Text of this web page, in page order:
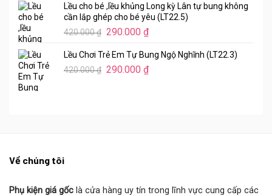
420.000 ₫.là:
290.000 ₫.
Lều cho bé ,lều khủng Long kỳ Lân tự bung không
cần lắp ghép cho bé yêu (LT22.5)
420.000₫ Giá
là:
420.000 ₫.
290.000₫Giá
tại
là:
Lều Chơi Trẻ Em Tự Bung Ngộ Nghĩnh (LT22.3)
420.000₫ Giá
290.000₫Giá
Về chúng tôi
Phụ kiện giá gốc là cửa hàng uy tín trong lĩnh vực cung cấp các